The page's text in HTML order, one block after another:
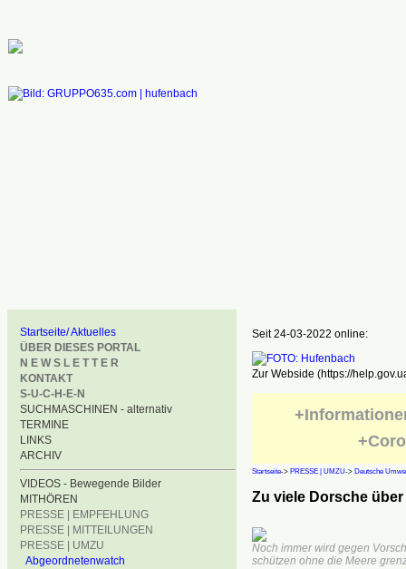
Startseite/ Aktuelles
ÜBER DIESES PORTAL
N E W S L E T T E R
KONTAKT
S-U-C-H-E-N
SUCHMASCHINEN - alternativ
TERMINE
LINKS
ARCHIV
VIDEOS - Bewegende Bilder
MITHÖREN
PRESSE | EMPFEHLUNG
PRESSE | MITTEILUNGEN
PRESSE | UMZU
Abgeordnetenwatch
Seit 24-03-2022 online:
Zur Webside (https://
Startseite-> PRESSE | UMZU-> Deutsche
Zu viele Dorsche
Noch immer wird gegen
schützen ohne die Meere